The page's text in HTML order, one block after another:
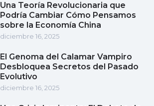
Una Teoría Revolucionaria que
Podría Cambiar Cómo Pensamos
sobre la Economía China
diciembre 16, 2025
El Genoma del Calamar Vampiro
Desbloquea Secretos del Pasado
Evolutivo
diciembre 16, 2025